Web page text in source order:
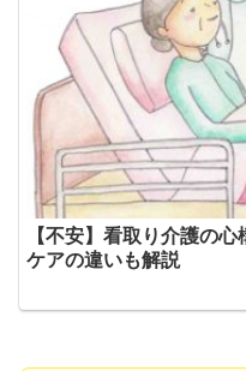
【不安】看取り介護の
ケアの違いも解説